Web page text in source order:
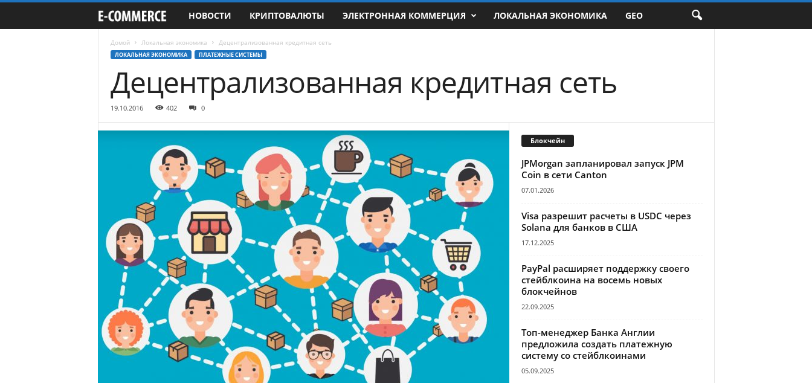
-
o
m
m
e
e
.
o
m
НОВОСТИ КРИПТОВАЛЮТЫ ЭЛЕКТРОННАЯ КОММЕРЦИЯ ЛОКАЛЬНАЯ ЭКОНОМИКА GEO
Домой Локальная экономика Децентрализованная кредитная сеть
ЛОКАЛЬНАЯ ЭКОНОМИКА ПЛАТЕЖНЫЕ СИСТЕМЫ
Децентрализованная кредитная сеть
19.10.2016 402 0
Блокчейн
JPMorgan запланировал запуск JPM
Coin в сети Canton
07.01.2026
Visa разрешит расчеты в USDC через
Solana для банков в США
17.12.2025
PayPal расширяет поддержку своего
стейблкоина на восемь новых
блокчейнов
22.09.2025
Топ-менеджер Банка Англии
предложила создать платежную
систему со стейблкоинами
05.09.2025